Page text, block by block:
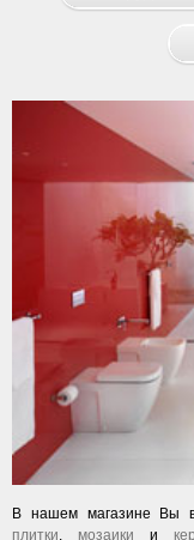
В нашем магазине Вы
плитки, мозаики и